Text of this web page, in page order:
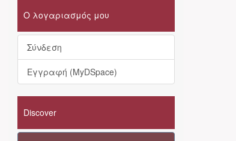
Ο λογαριασμός μου
Σύνδεση
Εγγραφή (MyDSpace)
Discover